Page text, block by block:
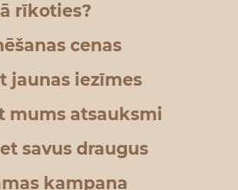
rīkoties?
cenas
jaunas iezīmes
mums atsauksmi
savus draugus
kampaņa